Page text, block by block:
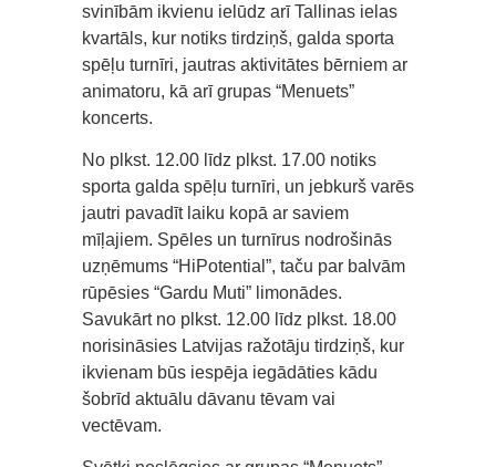
svinībām ikvienu ielūdz arī Tallinas ielas
kvartāls, kur notiks tirdziņš, galda sporta
spēļu turnīri, jautras aktivitātes bērniem ar
animatoru, kā arī grupas “Menuets”
koncerts.
No plkst. 12.00 līdz plkst. 17.00 notiks
sporta galda spēļu turnīri, un jebkurš varēs
jautri pavadīt laiku kopā ar saviem
mīļajiem. Spēles un turnīrus nodrošinās
uzņēmums “HiPotential”, taču par balvām
rūpēsies “Gardu Muti” limonādes.
Savukārt no plkst. 12.00 līdz plkst. 18.00
norisināsies Latvijas ražotāju tirdziņš, kur
ikvienam būs iespēja iegādāties kādu
šobrīd aktuālu dāvanu tēvam vai
vectēvam.